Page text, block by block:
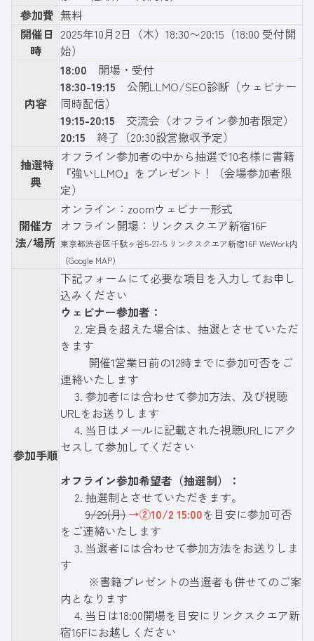
参加費 無料
開催日
時
2025年10月2日（木）18:30〜20:15（18:00 受付開
始）
内容
18:00 開場・受付
18:30-19:15 公開LLMO/SEO診断（ウェビナー
同時配信）
19:15-20:15 交流会（オフライン参加者限定）
20:15 終了（20:30設営撤収予定）
抽選特
典
オフライン参加者の中から抽選で10名様に書籍
『強いLLMO』をプレゼント！（会場参加者限
定）
開催方
法/場所
オンライン：zoomウェビナー形式
オフライン開場：リンクスクエア新宿16F
東京都渋谷区千駄ヶ谷5-27-5 リンクスクエア新宿16F WeWork内
（Google MAP）
参加手順
下記フォーム にて必要な項目を入力してお申し
込みください
ウェビナー参加者：
2. 定員を超えた場合は、抽選とさせていただ
きます
開催1営業日前の12時までに参加可否をご
連絡いたします
3. 参加者には合わせて参加方法、及び視聴
URLをお送りします
4. 当日はメールに記載された視聴URLにアク
セスして参加してください
オフライン参加希望者（抽選制）：
2. 抽選制とさせていただきます。
9/29(月) →②10/2 15:00を目安に参加可否
をご連絡いたします
3. 当選者には合わせて参加方法をお送りしま
す
※書籍プレゼントの当選者も併せてのご案
内となります
4. 当日は18:00開場を目安にリンクスクエア新
宿16Fにお越しください